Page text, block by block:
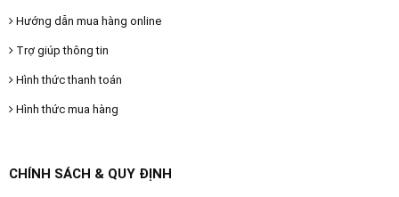
Hướng dẫn mua hàng online
Trợ giúp thông tin
Hình thức thanh toán
Hình thức mua hàng
CHÍNH SÁCH & QUY ĐỊNH